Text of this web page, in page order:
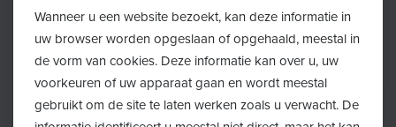
Wanneer u een website bezoekt, kan deze informatie in
uw browser worden opgeslaan of opgehaald, meestal in
de vorm van cookies. Deze informatie kan over u, uw
voorkeuren of uw apparaat gaan en wordt meestal
gebruikt om de site te laten werken zoals u verwacht. De